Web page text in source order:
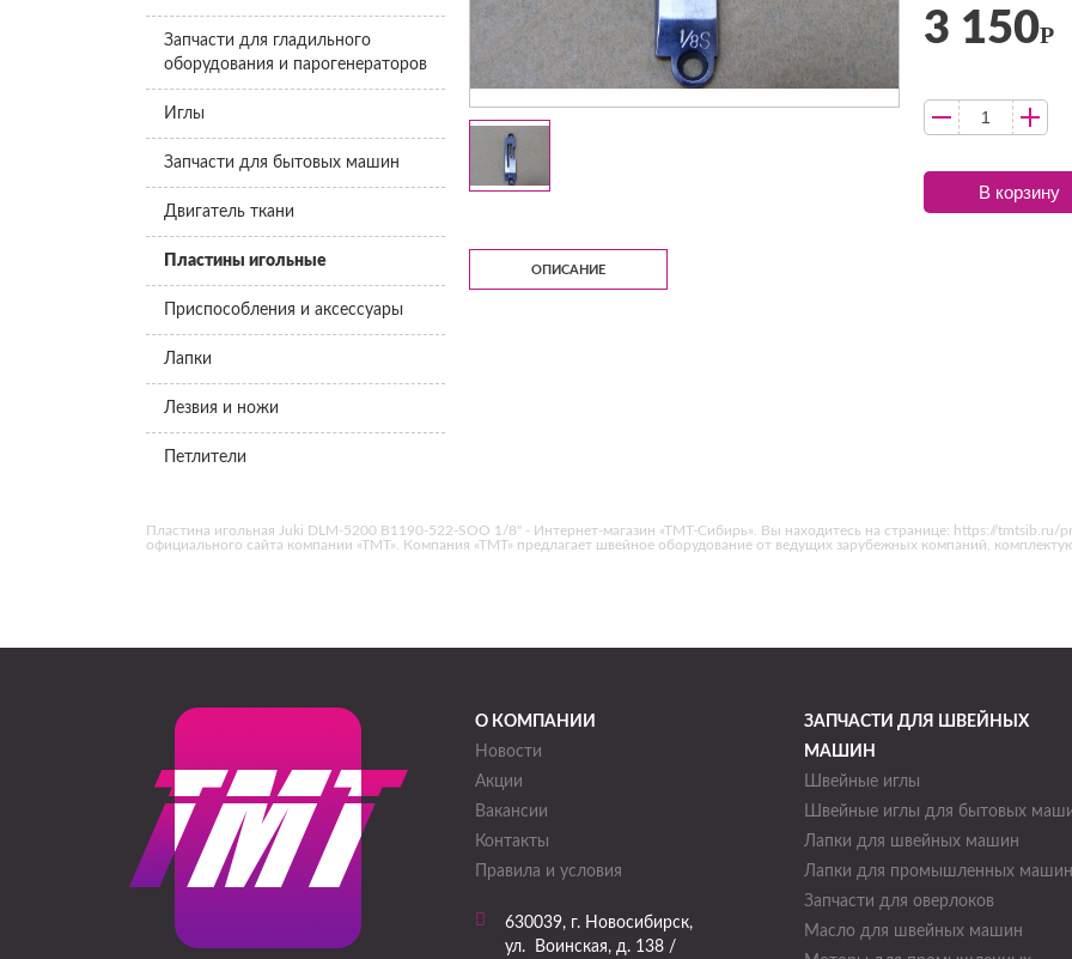
Запчасти для гладильного
оборудования и парогенераторов
Иглы
Запчасти для бытовых машин
Двигатель ткани
Пластины игольные
Приспособления и аксессуары
Лапки
Лезвия и ножи
Петлители
3 150Р
В корзину
ОПИСАНИЕ
Пластина игольная Juki DLM-5200 B1190-522-SOO 1/8" - Интернет-магазин «ТМТ-Сибирь». Вы находитесь на странице: https://
официального сайта компании «ТМТ». Компания «ТМТ» предлагает швейное оборудование от ведущих зарубежных компаний,
О КОМПАНИИ
Новости
Акции
Вакансии
Контакты
Правила и условия
630039, г. Новосибирск,
ул. Воинская, д. 138 /
ЗАПЧАСТИ ДЛЯ ШВЕЙНЫХ
МАШИН
Швейные иглы
Швейные иглы для бытовых
Лапки для швейных машин
Лапки для промышленных машин
Запчасти для оверлоков
Масло для швейных машин